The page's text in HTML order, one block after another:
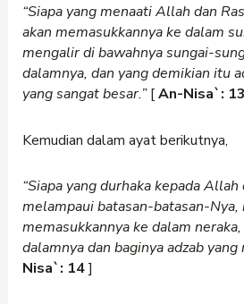
“Siapa yang menaati Allah dan
akan memasukkannya ke dalam
mengalir di bawahnya sungai-
dalamnya, dan yang demikian itu
yang sangat besar.”[An-Nisa`: 13
Kemudian dalam ayat berikutnya,
“Siapa yang durhaka kepada
melampaui batasan-batasan-Nya,
memasukkannya ke dalam
dalamnya dan baginya adzab yang
Nisa`: 14]